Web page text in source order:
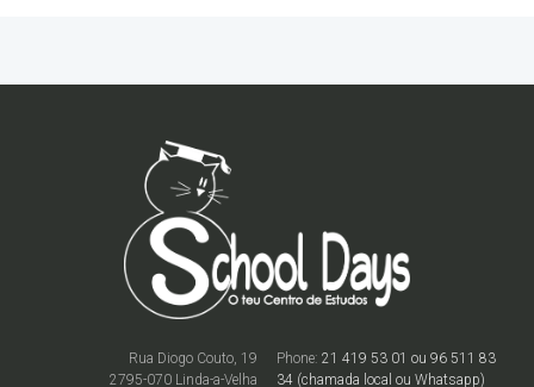
Phone:21 419 53 01 ou 96 511 83
34 (chamada local ou Whatsapp)
Rua Diogo Couto, 19
2795-070 Linda-a-Velha